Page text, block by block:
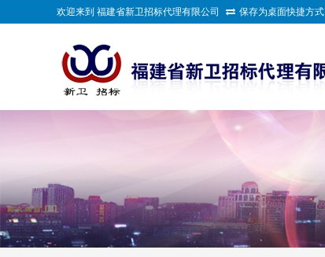
欢迎来到 福建省新卫招标代理有限公司 保存为桌面快捷方式